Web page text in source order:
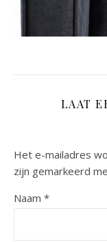
LAAT
Het e-mailadres
zijn gemarkeerd
Naam *